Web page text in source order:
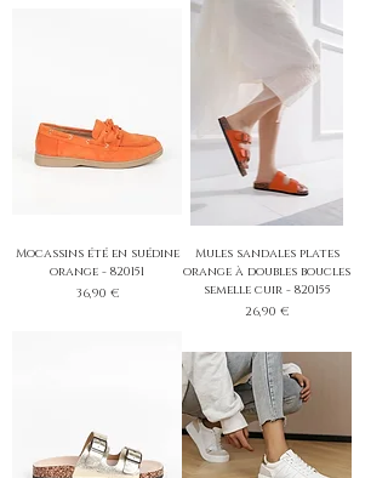
Mocassins été en suédine
orange - 820151
Prix
36,90 €
Mules sandales plates
orange à doubles boucles
semelle cuir - 820155
Prix
26,90 €